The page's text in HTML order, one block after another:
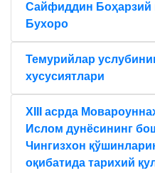
Сайфиддин Боҳарзий
Бухоро
Темурийлар
хусусиятлари
XIII асрда
Ислом дунёсининг
Чингизхон
оқибатида тарихий